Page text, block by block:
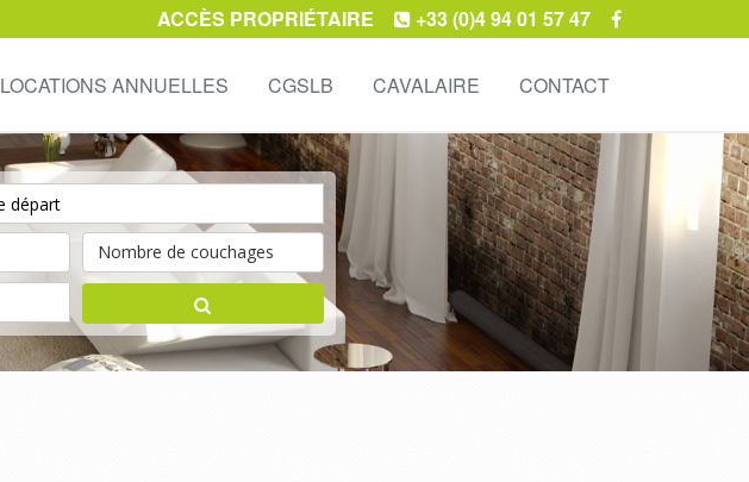
ACCÈS PROPRIÉTAIRE +33 (0)4 94 01 57 47
LOCATIONS ANNUELLES CGSLB CAVALAIRE CONTACT